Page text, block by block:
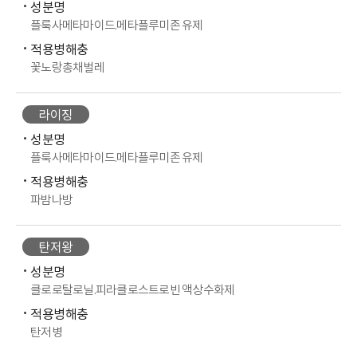
성분명
플룩사메타마이드.메타플루미존 유제
적용병해충
꽃노랑총채벌레
라이징
성분명
플룩사메타마이드.메타플루미존 유제
적용병해충
파밤나방
탄저왕
성분명
클로로탈로닐.피라클로스트로빈 액상수화제
적용병해충
탄저병